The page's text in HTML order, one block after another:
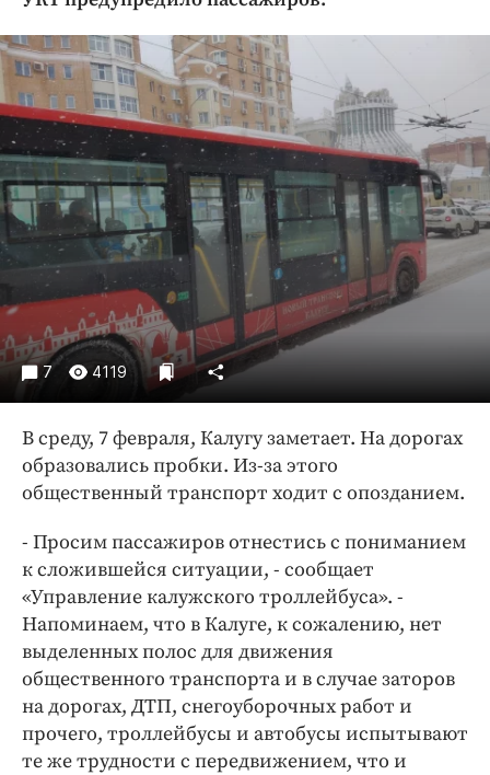
Криминал
Культура
Недвижимость и ЖКХ
Образование
Общество
Погода
Праздники
Происшествия
Спорт
Экономика и бизнес
ПРОЕКТЫ
Блоги
Издания
Медиаперсона
Интересное чтиво
Бренд года
Работодатель года
7 4119
В среду, 7 февраля, Калугу заметает. На дорогах
образовались пробки. Из-за этого
общественный транспорт ходит с опозданием.
- Просим пассажиров отнестись с пониманием
к сложившейся ситуации, - сообщает
«Управление калужского троллейбуса». -
Напоминаем, что в Калуге, к сожалению, нет
выделенных полос для движения
общественного транспорта и в случае заторов
на дорогах, ДТП, снегоуборочных работ и
прочего, троллейбусы и автобусы испытывают
те же трудности с передвижением, что и